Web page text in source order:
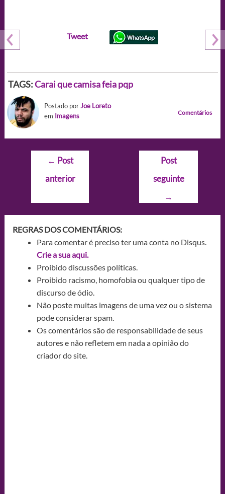
Tweet
TAGS:Carai que camisa feia pqp
Postado porJoe Loreto
em Imagens Comentários
Navegação
Post
← Post
anterior
Post
seguinte
→
REGRAS DOS COMENTÁRIOS:
Para comentar é preciso ter uma conta no Disqus.
Crie a sua aqui.
Proibido discussões políticas.
Proibido racismo, homofobia ou qualquer tipo de
discurso de ódio.
Não poste muitas imagens de uma vez ou o sistema
pode considerar spam.
Os comentários são de responsabilidade de seus
autores e não refletem em nada a opinião do
criador do site.